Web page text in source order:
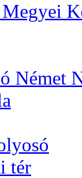
Német
tér